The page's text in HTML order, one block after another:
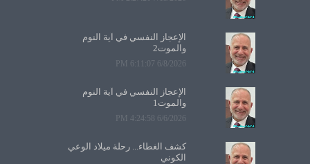
الإعجاز النفسي في آية النوم
والموت2
6/8/2026 6:11:07 PM
الإعجاز النفسي في آية النوم
والموت1
6/6/2026 4:24:58 PM
كشف الغطاء... رحلة ميلاد الوعي
الكوني